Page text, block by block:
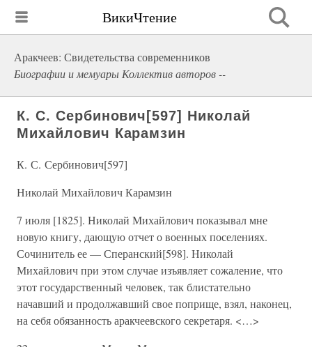
ВикиЧтение
Аракчеев: Свидетельства современников
Биографии и мемуары Коллектив авторов --
К. С. Сербинович[597] Николай
Михайлович Карамзин
К. С. Сербинович[597]
Николай Михайлович Карамзин
7 июля [1825]. Николай Михайлович показывал мне
новую книгу, дающую отчет о военных поселениях.
Сочинитель ее — Сперанский[598]. Николай
Михайлович при этом случае изъявляет сожаление, что
этот государственный человек, так блистательно
начавший и продолжавший свое поприще, взял, наконец,
на себя обязанность аракчеевского секретаря. <…>